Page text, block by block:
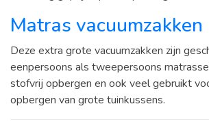
Matras vacuumzakken
Deze extra grote vacuumzakken zijn
eenpersoons als tweepersoons
stofvrij opbergen en ook veel gebruikt
opbergen van grote tuinkussens.